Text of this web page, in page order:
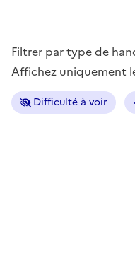
Filtrer par type de
Affichez uniquement
Difficulté à voir